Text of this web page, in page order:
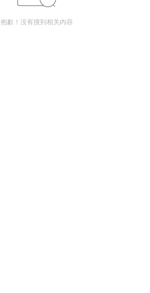
抱歉！没有搜到相关内容